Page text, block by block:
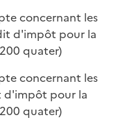
concernant les
d'impôt pour la
quater)
concernant les
d'impôt pour la
quater)